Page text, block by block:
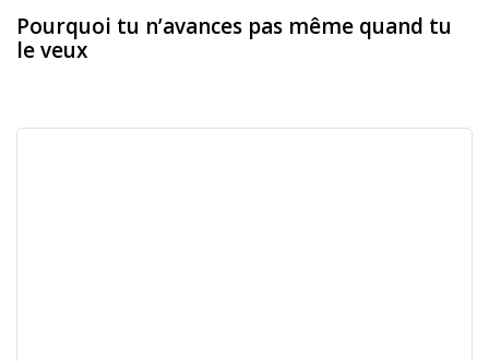
Pourquoi tu n’avances pas même quand tu
le veux